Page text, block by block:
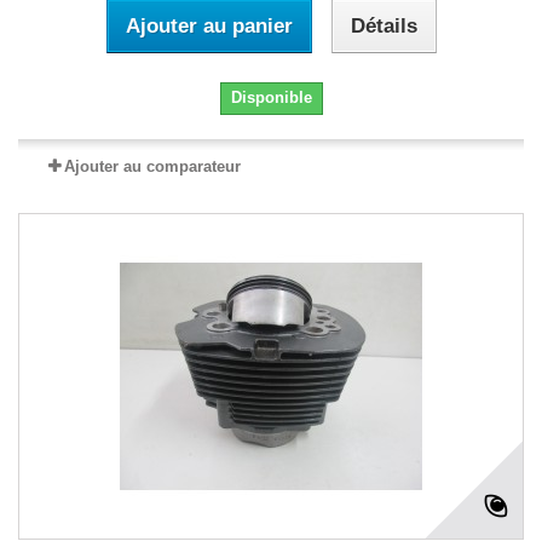
Ajouter au panier Détails
Disponible
Ajouter au comparateur